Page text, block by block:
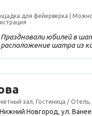
для фейерверка Можно
Праздновали юбилей в
расположение шатра из
находится недалеко от
зал, Гостиница / Отель,
Нижний Новгород, ул.